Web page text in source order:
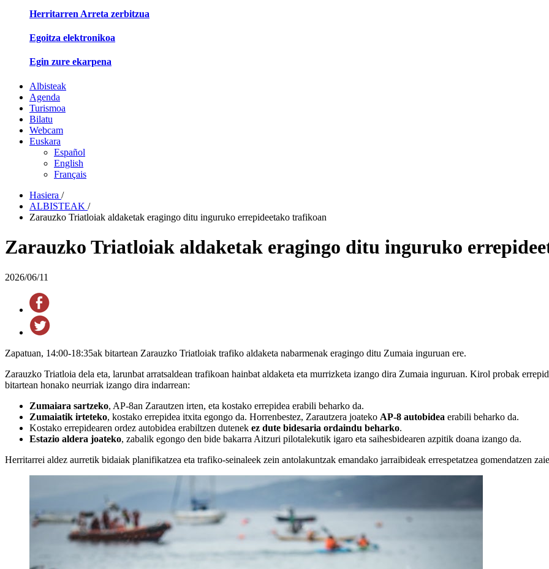
Herritarren Arreta zerbitzua
Egoitza elektronikoa
Egin zure ekarpena
Albisteak
Agenda
Turismoa
Bilatu
Webcam
Euskara
Español
English
Français
Hasiera /
ALBISTEAK /
Zarauzko Triatloiak aldaketak eragingo ditu inguruko errepideetako trafikoan
Zarauzko Triatloiak aldaketak eragingo ditu inguruko
2026/06/11
Zapatuan, 14:00-18:35ak bitartean Zarauzko Triatloiak trafiko aldaketa nabarmenak eragingo ditu Zumaia inguruan ere.
Zarauzko Triatloia dela eta, larunbat arratsaldean trafikoan hainbat aldaketa eta murrizketa izango dira Zumaia inguruan. Kirol probak
bitartean honako neurriak izango dira indarrean:
Zumaiara sartzeko, AP-8an Zarautzen irten, eta kostako errepidea erabili beharko da.
Zumaiatik irteteko, kostako errepidea itxita egongo da. Horrenbestez, Zarautzera joateko AP-8 autobidea erabili beharko da.
Kostako errepidearen ordez autobidea erabiltzen dutenek ez dute bidesaria ordaindu beharko.
Estazio aldera joateko, zabalik egongo den bide bakarra Aitzuri pilotalekutik igaro eta saihesbidearen azpitik doana izango da.
Herritarrei aldez aurretik bidaiak planifikatzea eta trafiko-seinaleek zein antolakuntzak emandako jarraibideak errespetatzea gomendatzen